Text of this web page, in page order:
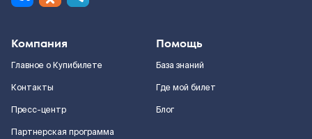
Компания
Главное о Купибилете
Контакты
Пресс-центр
Партнерская программа
Помощь
База знаний
Где мой билет
Блог